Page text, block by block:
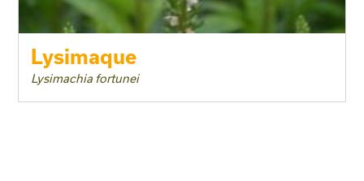
Lysimaque
Lysimachia fortunei